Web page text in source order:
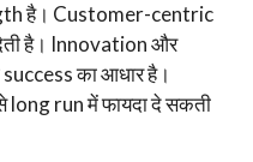
है। Customer-centric
है। Innovation और
का आधार है।
run में फायदा दे सकती